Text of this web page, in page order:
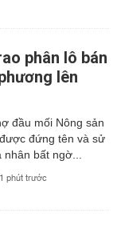
phân lô bán
lên
đầu mối Nông sản
đứng tên và sử
nhân bất ngờ...
phút trước